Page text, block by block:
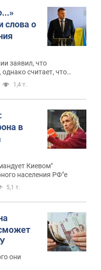
слова о
заявил, что
считает, что
1,4 т.
в
Киевом"
населения РФ"е
5,1 т.
они